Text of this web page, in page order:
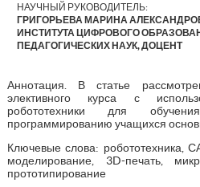
НАУЧНЫЙ РУКОВОДИТЕЛЬ:
ГРИГОРЬЕВА МАРИНА
ИНСТИТУТА ЦИФРОВОГО
ПЕДАГОГИЧЕСКИХ НАУК, ДОЦЕНТ
Аннотация. В статье
элективного курса с
робототехники для
программированию учащихся
Ключевые слова: робототехника,
моделирование, 3D-печать,
прототипирование